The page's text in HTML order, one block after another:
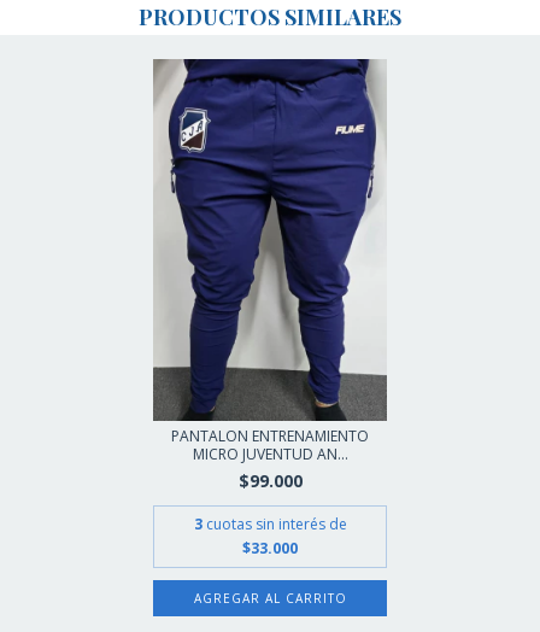
PRODUCTOS SIMILARES
PANTALON ENTRENAMIENTO
MICRO JUVENTUD AN...
$99.000
3 cuotas sin interés de
$33.000
AGREGAR AL CARRITO